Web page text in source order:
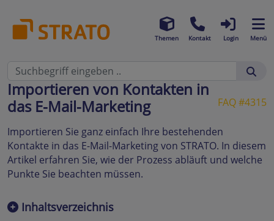
Themen Kontakt Login Menü
FAQ #4315
Importieren von Kontakten in
das E-Mail-Marketing
Importieren Sie ganz einfach Ihre bestehenden
Kontakte in das E-Mail-Marketing von STRATO. In diesem
Artikel erfahren Sie, wie der Prozess abläuft und welche
Punkte Sie beachten müssen.
Inhaltsverzeichnis